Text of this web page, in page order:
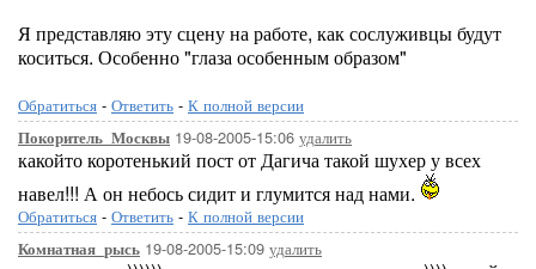
Я представляю эту сцену на работе, как сослуживцы будут
коситься. Особенно "глаза особенным образом"
Обратиться - Ответить - К полной версии
Покоритель_Москвы 19-08-2005-15:06 удалить
какойто коротенький пост от Дагича такой шухер у всех
навел!!! А он небось сидит и глумится над нами.
Обратиться - Ответить - К полной версии
Комнатная_рысь 19-08-2005-15:09 удалить